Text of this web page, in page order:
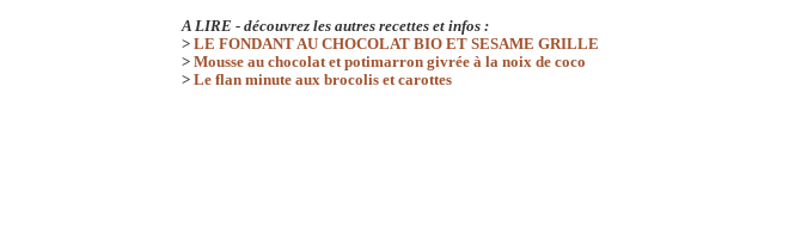
A LIRE - découvrez les autres recettes et infos :
> LE FONDANT AU CHOCOLAT BIO ET SESAME GRILLE
> Mousse au chocolat et potimarron givrée à la noix de coco
> Le flan minute aux brocolis et carottes